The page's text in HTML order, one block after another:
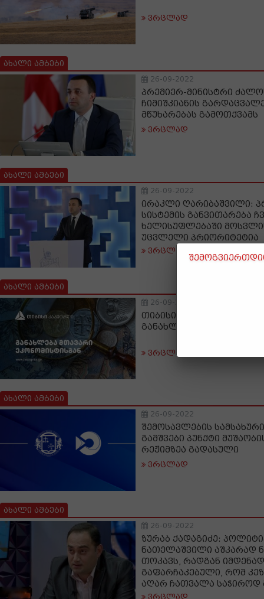
ვრცლად
ახალი ამბები
26-09-2022
პრემიერ-მინისტრი
ჩიმიშკიანის
მწუხარებას გამოთქვამს
ვრცლად
ახალი ამბები
26-09-2022
ირაკლი ღარიბაშვილი:
სისტემის განვითარება
ხელისუფლებაში
უცვლელი პრიორიტეტია
ვრცლად
ახალი ამბები
26-09-2022
თიბისი კაპიტალის
განახლება მთავარი
ვრცლად
ახალი ამბები
26-09-2022
შემოსავლების
გამშვები პუნქტი
რეჟიმზეა გადასული
ვრცლად
ახალი ამბები
26-09-2022
ზურაბ ქადაგიძე:
ნათელაშვილი აშკარად
თოკავს, რადგან
გაფარჩაკებული, რომ
აღარ ჩათვალა საჭიროდ
ვრცლად